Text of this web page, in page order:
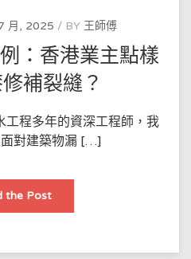
點
樣
用
熱
熔
防
水
月, 2025 BY 王師傅
：香港業主點樣
補裂縫？
工程多年的資深工程師，我
對建築物漏 […]
the Post防
防
案